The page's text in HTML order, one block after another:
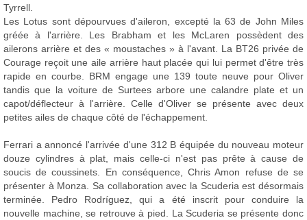
Tyrrell.
Les Lotus sont dépourvues d'aileron, excepté la 63 de John Miles
gréée à l'arrière. Les Brabham et les McLaren possèdent des
ailerons arrière et des « moustaches » à l'avant. La BT26 privée de
Courage reçoit une aile arrière haut placée qui lui permet d'être très
rapide en courbe. BRM engage une 139 toute neuve pour Oliver
tandis que la voiture de Surtees arbore une calandre plate et un
capot/déflecteur à l'arrière. Celle d'Oliver se présente avec deux
petites ailes de chaque côté de l'échappement.
Ferrari a annoncé l'arrivée d'une 312 B équipée du nouveau moteur
douze cylindres à plat, mais celle-ci n'est pas prête à cause de
soucis de coussinets. En conséquence, Chris Amon refuse de se
présenter à Monza. Sa collaboration avec la Scuderia est désormais
terminée. Pedro Rodríguez, qui a été inscrit pour conduire la
nouvelle machine, se retrouve à pied. La Scuderia se présente donc